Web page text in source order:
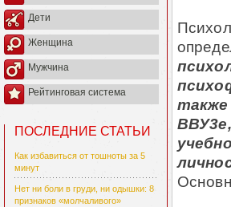
Дети
Женщина
Мужчина
Рейтинговая система
ПОСЛЕДНИЕ СТАТЬИ
Как избавиться от тошноты за 5
минут
Нет ни боли в груди, ни одышки: 8
признаков «молчаливого»